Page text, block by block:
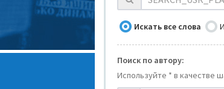
Искать все слова
Поиск по автору:
Используйте * в качестве